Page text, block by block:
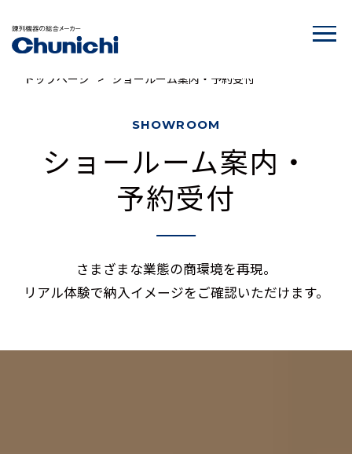
トップページ > ショールーム案内・予約受付
SHOWROOM
ショールーム案内・
予約受付
さまざまな業態の商環境を再現。
リアル体験で納入イメージをご確認いただけます。